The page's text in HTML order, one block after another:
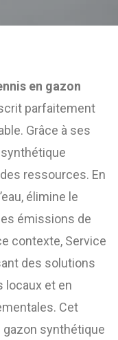
en gazon
parfaitement
Grâce à ses
ressources. En
élimine le
émissions de
contexte, Service
des solutions
locaux et en
Cet
synthétique